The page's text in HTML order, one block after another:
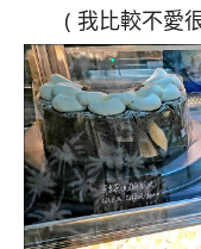
( 我比較不愛